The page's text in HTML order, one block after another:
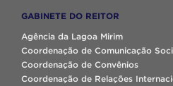
GABINETE DO REITOR
Agência da Lagoa Mirim
Coordenação de Comunicação
Coordenação de Convênios
Coordenação de Relações